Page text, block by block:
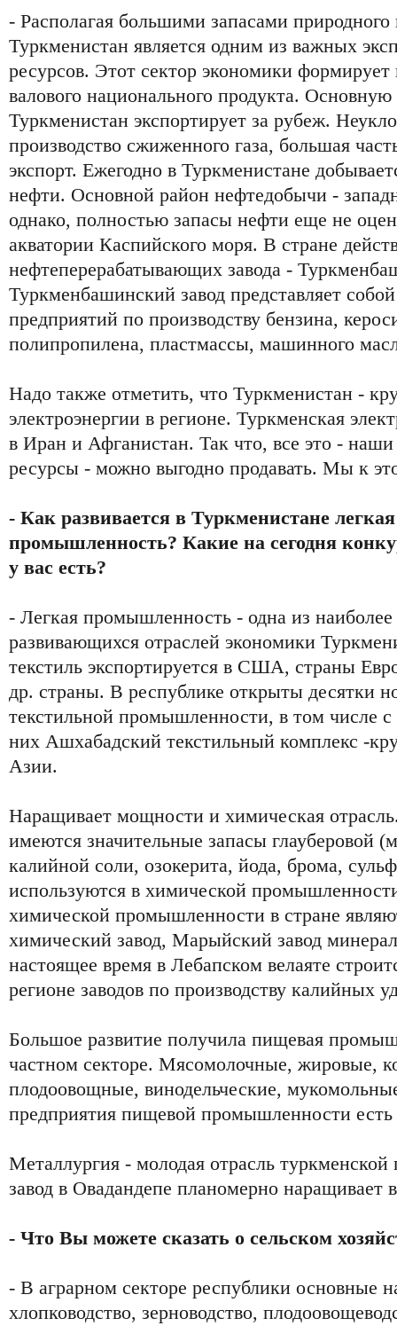
- Располагая большими запасами природного
Туркменистан является одним из важных
ресурсов. Этот сектор экономики
валового национального продукта. Основную
Туркменистан экспортирует за рубеж.
производство сжиженного газа, большая
экспорт. Ежегодно в Туркменистане
нефти. Основной район нефтедобычи -
однако, полностью запасы нефти еще не
акватории Каспийского моря. В стране
нефтеперерабатывающих завода -
Туркменбашинский завод представляет
предприятий по производству бензина,
полипропилена, пластмассы, машинного
Надо также отметить, что Туркменистан -
электроэнергии в регионе. Туркменская
в Иран и Афганистан. Так что, все это -
ресурсы - можно выгодно продавать. Мы к
- Как развивается в Туркменистане
промышленность? Какие на сегодня
у вас есть?
- Легкая промышленность - одна из
развивающихся отраслей экономики
текстиль экспортируется в США, страны
др. страны. В республике открыты десятки
текстильной промышленности, в том числе
них Ашхабадский текстильный комплекс -
Азии.
Наращивает мощности и химическая
имеются значительные запасы глауберовой
калийной соли, озокерита, йода, брома,
используются в химической
химической промышленности в стране
химический завод, Марыйский завод
настоящее время в Лебапском велаяте
регионе заводов по производству калийных
Большое развитие получила пищевая
частном секторе. Мясомолочные, жировые,
плодоовощные, винодельческие,
предприятия пищевой промышленности есть
Металлургия - молодая отрасль
завод в Овадандепе планомерно наращивает
- Что Вы можете сказать о сельском
- В аграрном секторе республики основные
хлопководство, зерноводство,